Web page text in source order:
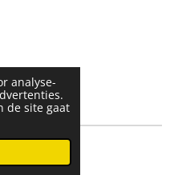
analyse-
de site gaat